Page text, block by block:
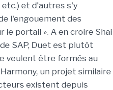
etc.) et d'autres s'y
l'engouement des
le portail ». A en croire Shai
SAP, Duet est plutôt
veulent être formés au
un projet similaire
existent depuis